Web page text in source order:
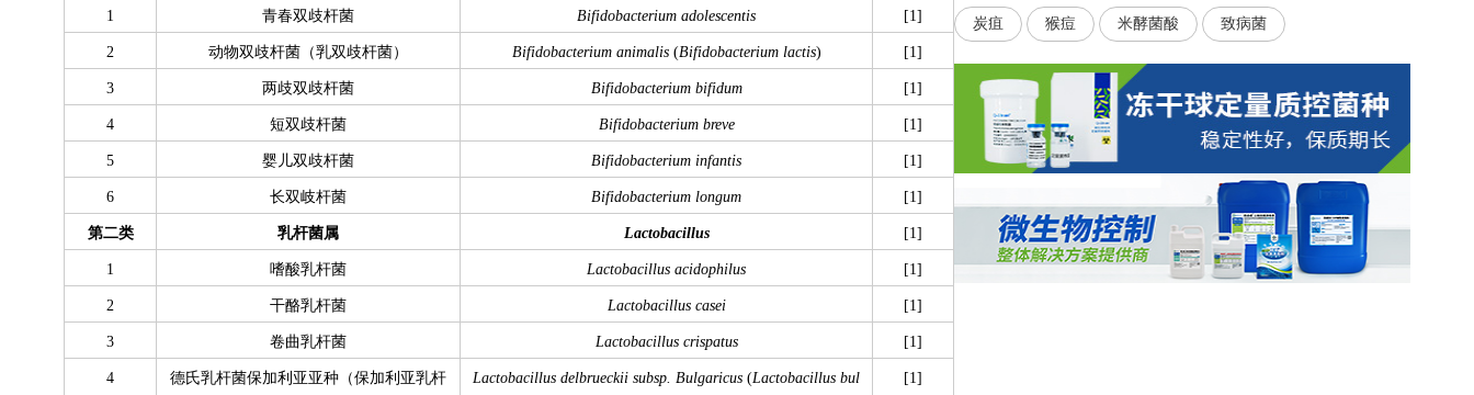
1 青春双歧杆菌 Bifidobacterium adolescentis [1]
2 动物双歧杆菌（乳双歧杆菌） Bifidobacterium animalis (Bifidobacterium lactis) [1]
3 两歧双歧杆菌 Bifidobacterium bifidum [1]
4 短双歧杆菌 Bifidobacterium breve [1]
5 婴儿双歧杆菌 Bifidobacterium infantis [1]
6 长双岐杆菌 Bifidobacterium longum [1]
第二类 乳杆菌属 Lactobacillus [1]
1 嗜酸乳杆菌 Lactobacillus acidophilus [1]
2 干酪乳杆菌 Lactobacillus casei [1]
3 卷曲乳杆菌 Lactobacillus crispatus [1]
4
德氏乳杆菌保加利亚亚种（保加利亚乳杆
Lactobacillus delbrueckii subsp. Bulgaricus (Lactobacillus bul
[1]
炭疽 猴痘 米酵菌酸 致病菌